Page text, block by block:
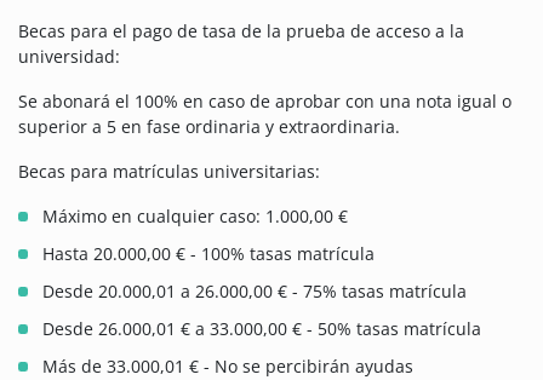
Becas para el pago de tasa de la prueba de acceso a la
universidad:
Se abonará el 100% en caso de aprobar con una nota igual o
superior a 5 en fase ordinaria y extraordinaria.
Becas para matrículas universitarias:
Máximo en cualquier caso: 1.000,00 €
Hasta 20.000,00 € - 100% tasas matrícula
Desde 20.000,01 a 26.000,00 € - 75% tasas matrícula
Desde 26.000,01 € a 33.000,00 € - 50% tasas matrícula
Más de 33.000,01 € - No se percibirán ayudas